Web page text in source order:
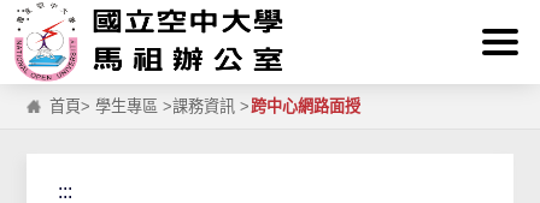
跳到主要內容區塊
:::
首頁>學生專區 >課務資訊 >跨中心網路面授
:::